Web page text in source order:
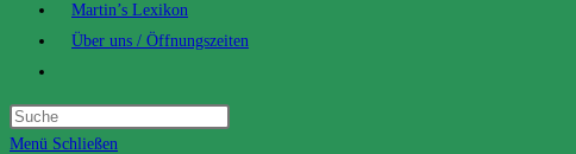
Martin’s Lexikon
Über uns / Öffnungszeiten
website
search
Menü Schließen